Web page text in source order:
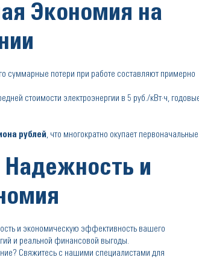
Экономия на
суммарные потери при работе составляют примерно
стоимости электроэнергии в 5 руб./кВт·ч,
рублей, что многократно окупает первоначальные
и
и экономическую эффективность вашего
и реальной финансовой выгоды.
Свяжитесь с нашими специалистами для